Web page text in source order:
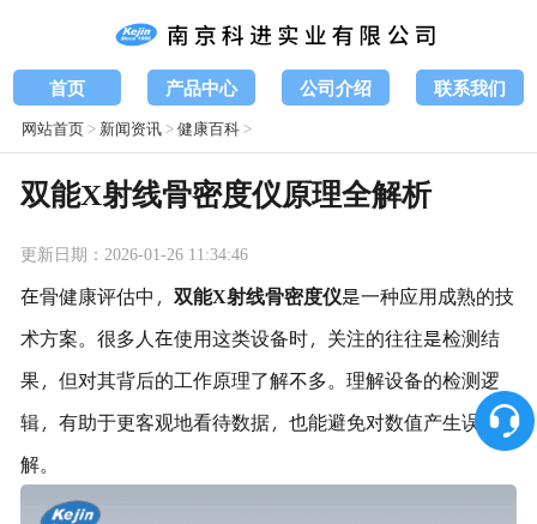
首页 产品中心 公司介绍 联系我们
网站首页> 新闻资讯>健康百科>
双能X射线骨密度仪原理全解析
更新日期：2026-01-26 11:34:46
在骨健康评估中， 双能X射线骨密度仪是一种应用成熟的技
术方案。很多人在使用这类设备时，关注的往往是检测结
果，但对其背后的工作原理了解不多。理解设备的检测逻
辑，有助于更客观地看待数据，也能避免对数值产生误
解。